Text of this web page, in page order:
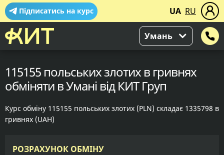
Підписатись на курс UA RU
Умань
115155 польських злотих в гривнях
обміняти в Умані від КИТ Груп
Курс обміну 115155 польських злотих (PLN) складає 1335798 в
гривнях (UAH)
РОЗРАХУНОК ОБМІНУ